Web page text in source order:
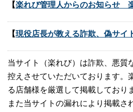
【楽れび管理人からのお知らせ
【現役店長が教える詐欺、偽サイ
当サイト（楽れび）は詐欺、悪質
控えさせていただいております。
る店舗様を厳選して掲載しており
また当サイトの漏れにより掲載さ